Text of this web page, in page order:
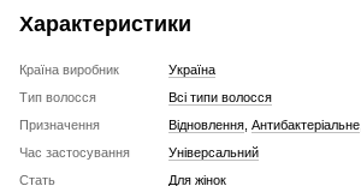
Характеристики
Країна виробник
Україна
Тип волосся
Всі типи волосся
Призначення
Відновлення Антибактеріальне
Час застосування
Універсальний
Стать
Для жінок